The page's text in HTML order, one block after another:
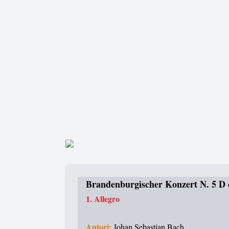
Brandenburgischer Konzert N. 5 D
1. Allegro
Autori: Johan Sebastian Bach,